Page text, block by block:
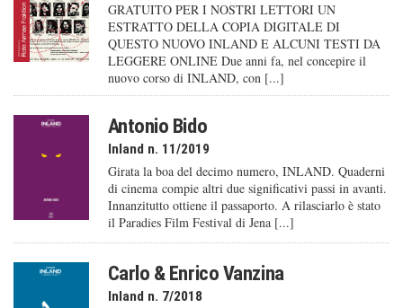
GRATUITO PER I NOSTRI LETTORI UN
ESTRATTO DELLA COPIA DIGITALE DI
QUESTO NUOVO INLAND E ALCUNI TESTI DA
LEGGERE ONLINE Due anni fa, nel concepire il
nuovo corso di INLAND, con [...]
Antonio Bido
Inland n. 11/2019
Girata la boa del decimo numero, INLAND. Quaderni
di cinema compie altri due significativi passi in avanti.
Innanzitutto ottiene il passaporto. A rilasciarlo è stato
il Paradies Film Festival di Jena [...]
Carlo & Enrico Vanzina
Inland n. 7/2018